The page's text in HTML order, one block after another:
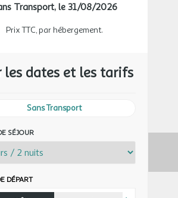
Transport,le 31/08/2026
Prix TTC, par hébergement.
les dates et les tarifs
Sans Transport
SÉJOUR
DÉPART